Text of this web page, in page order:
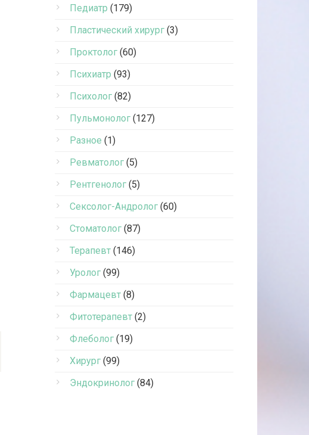
Педиатр (179)
Пластический хирург (3)
Проктолог (60)
Психиатр (93)
Психолог (82)
Пульмонолог (127)
Разное (1)
Ревматолог (5)
Рентгенолог (5)
Сексолог-Андролог (60)
Стоматолог (87)
Терапевт (146)
Уролог (99)
Фармацевт (8)
Фитотерапевт (2)
Флеболог (19)
Хирург (99)
Эндокринолог (84)